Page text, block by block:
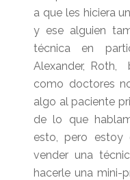
a que les hiciera
y ese alguien
técnica en
Alexander, Roth,
como doctores
algo al paciente
de lo que
esto, pero estoy
vender una
hacerle una mini-